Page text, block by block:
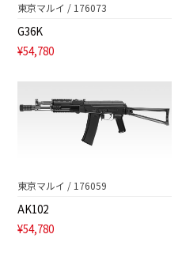
東京マルイ / 176073
G36K
¥54,780
東京マルイ / 176059
AK102
¥54,780